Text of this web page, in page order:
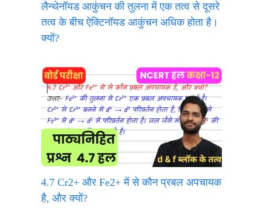
लैन्थेनॉयड आकुंचन की तुलना में एक तत्व से दूसरे
तत्व के बीच ऐक्टिनॉयड आकुंचन अधिक होता है।
क्यों?
4.7 Cr2+ और Fe2+ में से कौन प्रबल अपचायक
है, और क्यों?